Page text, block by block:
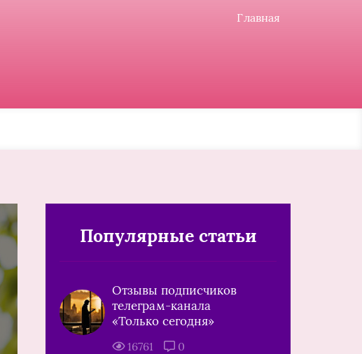
Главная
Популярные статьи
Отзывы подписчиков
телеграм-канала
«Только сегодня»
16761 0